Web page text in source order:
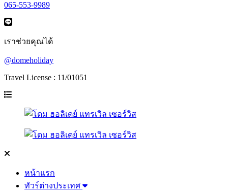
065-553-9989
เราช่วยคุณได้
@domeholiday
Travel License : 11/01051
หน้าแรก
ทัวร์ต่างประเทศ